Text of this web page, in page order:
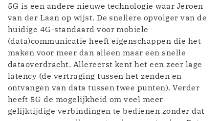
5G is een andere nieuwe technologie waar Jeroen
van der Laan op wijst. De snellere opvolger van de
huidige 4G-standaard voor mobiele
(data)communicatie heeft eigenschappen die het
maken voor meer dan alleen maar een snelle
dataoverdracht. Allereerst kent het een zeer lage
latency (de vertraging tussen het zenden en
ontvangen van data tussen twee punten). Verder
heeft 5G de mogelijkheid om veel meer
gelijktijdige verbindingen te bedienen zonder dat